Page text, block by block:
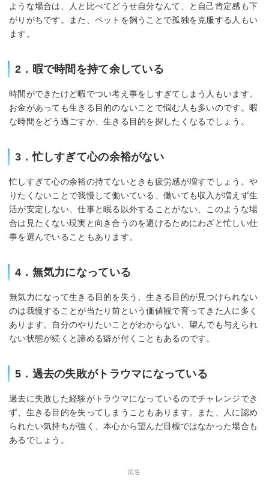
ような場合は、人と比べてどうせ自分なんて、と自己肯定感も下
がりがちです。また、ペットを飼うことで孤独を克服する人もい
ます。
2．暇で時間を持て余している
時間ができたけど暇でつい考え事をしすぎてしまう人もいます。
お金があっても生きる目的のないことで悩む人も多いのです。暇
な時間をどう過ごすか、生きる目的を探したくなるでしょう。
3．忙しすぎて心の余裕がない
忙しすぎて心の余裕の持てないときも疲労感が増すでしょう。や
りたくないことで我慢して働いている、働いても収入が増えず生
活が安定しない、仕事と眠る以外することがない、このような場
合は見たくない現実と向き合うのを避けるためにわざと忙しい仕
事を選んでいることもあります。
4．無気力になっている
無気力になって生きる目的を失う、生きる目的が見つけられない
のは我慢することが当たり前という価値観で育ってきた人に多く
あります。自分のやりたいことがわからない、望んでも与えられ
ない状態が続くと諦める癖が付くこともあるのです。
5．過去の失敗がトラウマになっている
過去に失敗した経験がトラウマになっているのでチャレンジでき
ず、生きる目的を失ってしまうこともあります。また、人に認め
られたい気持ちが強く、本心から望んだ目標ではなかった場合も
あるでしょう。
広告